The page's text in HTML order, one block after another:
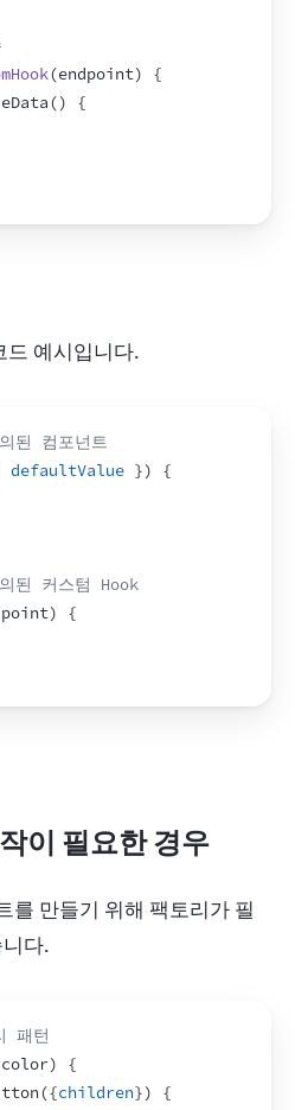
(endpoint)
{
()
{
드 예시입니다.
된 컴포넌트
defaultValue })
{
된 커스텀 Hook
)
{
이 필요한 경우
를 만들기 위해 팩토리가 필
다.
패턴
color)
{
({children})
{